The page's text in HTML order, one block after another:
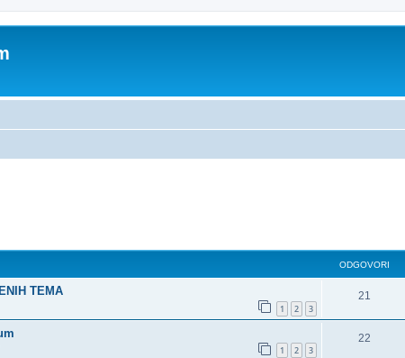
ODGOVORI
TEMA
1 2 3
21
1 2 3
22